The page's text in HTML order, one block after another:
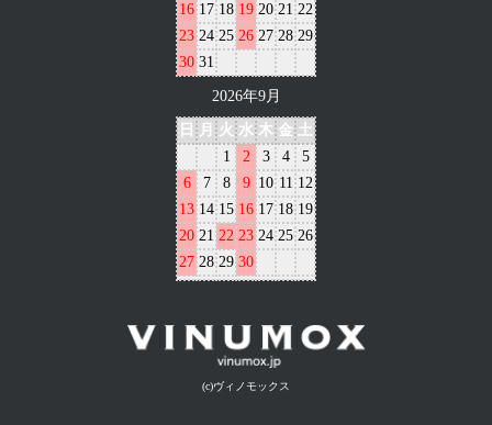
16 17 18 19 20 21 22
23 24 25 26 27 28 29
30 31
2026年9月
日 月 火 水 木 金 土
1
2 3 4
5
6
7 8 9 10 11 12
13 14 15 16 17 18 19
20 21 22 23 24 25 26
27 28 29 30
(c)ヴィノモックス